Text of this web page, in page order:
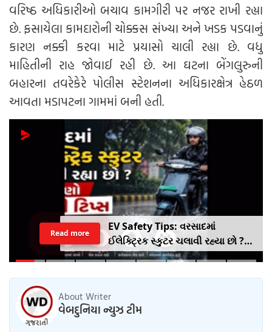
વરિષ્ઠ અધિકારીઓ બચાવ કામગીરી પર નજર રાખી રહ્યા
છે. ફસાયેલા કામદારોની ચોક્કસ સંખ્યા અને ખડક પડવાનું
કારણ નક્કી કરવા માટે પ્રયાસો ચાલી રહ્યા છે. વધુ
માહિતીની રાહ જોવાઈ રહી છે. આ ઘટના બેંગલુરુની
બહારના તવરેકેરે પોલીસ સ્ટેશનના અધિકારક્ષેત્ર હેઠળ
આવતા મડાપટના ગામમાં બની હતી.
EV Safety Tips: વરસાદમાં
ઈલેક્ટ્રિક સ્કુટર ચલાવી રહ્યા છો ?
આ નાનકડી ભૂલ પડી શકે છે ભારે ..
Read more
About Writer
વેબદુનિયા ન્યુઝ ટીમ